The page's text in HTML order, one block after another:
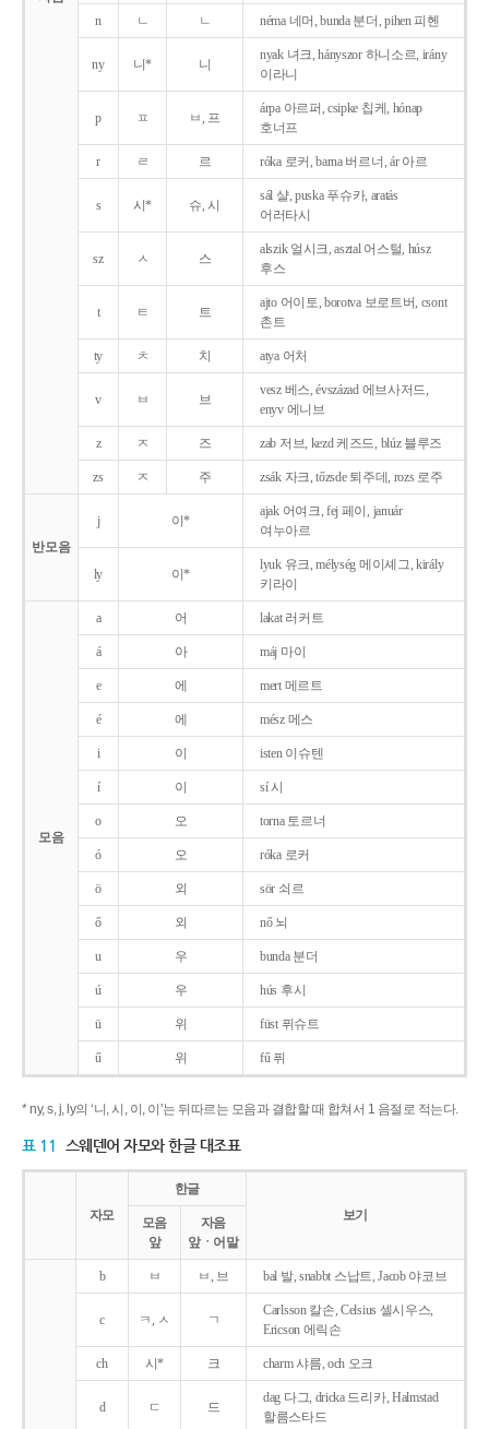
n ㄴ ㄴ néma 네머, bunda 분더, pihen 피헨
ny 니* 니
nyak 녀크, hányszor 하니소르, irány
이라니
p ㅍ ㅂ, 프
árpa 아르퍼, csipke 칩케, hónap
호너프
r ㄹ 르 róka 로커, barna 버르너, ár 아르
s 시* 슈, 시
sál 샬, puska 푸슈카, aratás
어러타시
sz ㅅ 스
alszik 얼시크, asztal 어스털, húsz
후스
t ㅌ 트
ajto 어이토, borotva 보로트버, csont
촌트
ty ㅊ 치 atya 어처
v ㅂ 브
vesz 베스, évszázad 에브사저드,
enyv 에니브
z ㅈ 즈 zab 저브, kezd 케즈드, blúz 블루즈
zs ㅈ 주 zsák 자크, tőzsde 퇴주데, rozs 로주
반모음
j 이*
ajak 어여크, fej 페이, január
여누아르
ly 이*
lyuk 유크, mélység 메이셰그, király
키라이
모음
a 어 lakat 러커트
á 아 máj 마이
e 에 mert 메르트
é 에 mész 메스
i 이 isten 이슈텐
í 이 sí 시
o 오 torna 토르너
ó 오 róka 로커
ö 외 sör 쇠르
ő 외 nő 뇌
u 우 bunda 분더
ú 우 hús 후시
ü 위 füst 퓌슈트
ű 위 fű 퓌
* ny, s, j, ly의 ‘니, 시, 이, 이’는 뒤따르는 모음과 결합할 때 합쳐서 1 음절로 적는다.
표 11 스웨덴어 자모와 한글 대조표
자모
한글
보기
모음
앞
자음
앞ㆍ어말
b ㅂ ㅂ, 브 bal 발, snabbt 스납트, Jacob 야코브
c ㅋ, ㅅ ㄱ
Carlsson 칼손, Celsius 셀시우스,
Ericson 에릭손
ch 시* 크 charm 샤름, och 오크
d ㄷ 드
dag 다그, dricka 드리카, Halmstad
할름스타드